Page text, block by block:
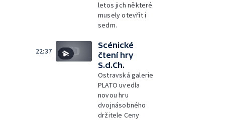
letos jich některé
musely otevřít i
sedm.
22:37
Scénické
čtení hry
S.d.Ch.
Ostravská galerie
PLATO uvedla
novou hru
dvojnásobného
držitele Ceny